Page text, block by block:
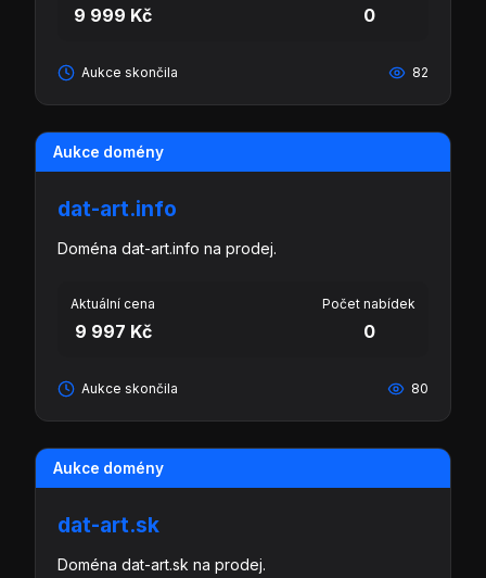
9 999 Kč 0
Aukce skončila 82
Aukce domény
dat-art.info
Doména dat-art.info na prodej.
Aktuální cena
9 997 Kč
Počet nabídek
0
Aukce skončila 80
Aukce domény
dat-art.sk
Doména dat-art.sk na prodej.